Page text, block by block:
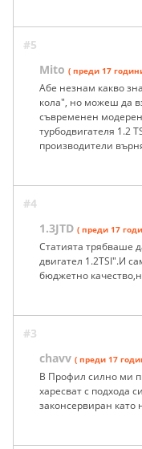
#5
Mito ( преди 17
Абе незнам какво
кола", но можеш да
съвременен
турбодвигателя 1.2
производители
#4
1.3JTD ( преди 17
Статията трябваше
двигател 1.2TSI".И
бюджетно
#3
chavv ( преди 17
В Профил силно ми
харесват с подхода
законсервиран